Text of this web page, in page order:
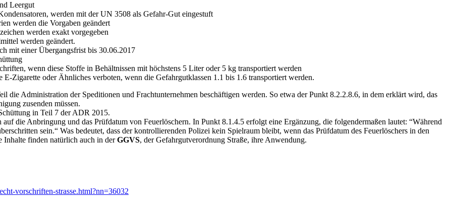
Leergut
werden mit der UN 3508 als Gefahr-Gut eingestuft
werden die Vorgaben geändert
werden exakt vorgegeben
werden geändert.
mit einer Übergangsfrist bis 30.06.2017
wenn diese Stoffe in Behältnissen mit höchstens 5 Liter oder 5 kg transportiert werden
Zigarette oder Ähnliches verboten, wenn die Gefahrgutklassen 1.1 bis 1.6 transportiert werden.
die Administration der Speditionen und Frachtunternehmen beschäftigen werden. So etwa der Punkt 8.2.2.8.6, in dem erklärt wird, das
zusenden müssen.
in Teil 7 der ADR 2015.
die Anbringung und das Prüfdatum von Feuerlöschern. In Punkt 8.1.4.5 erfolgt eine Ergänzung, die folgendermaßen lautet: “Während
sein.“ Was bedeutet, dass der kontrollierenden Polizei kein Spielraum bleibt, wenn das Prüfdatum des Feuerlöschers in den
finden natürlich auch in derGGVS, der Gefahrgutverordnung Straße, ihre Anwendung.
vorschriften-strasse.html?nn=36032